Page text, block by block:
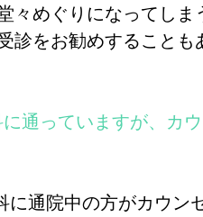
々めぐりになってし
診をお勧めすることも
に通っていますが、
通院中の方がカウン